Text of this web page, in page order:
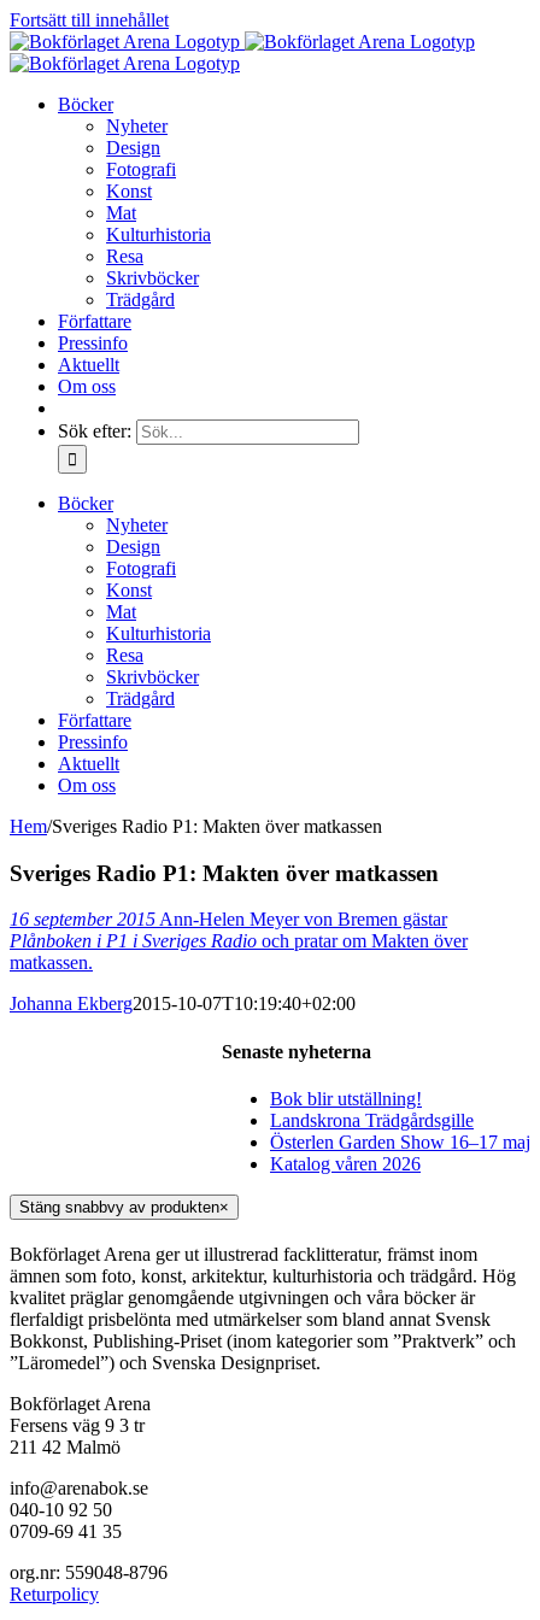
Fortsätt till innehållet
Böcker
Nyheter
Design
Fotografi
Konst
Mat
Kulturhistoria
Resa
Skrivböcker
Trädgård
Författare
Pressinfo
Aktuellt
Om oss
Sök efter:
Böcker
Nyheter
Design
Fotografi
Konst
Mat
Kulturhistoria
Resa
Skrivböcker
Trädgård
Författare
Pressinfo
Aktuellt
Om oss
Hem/Sveriges Radio P1: Makten över matkassen
Sveriges Radio P1: Makten över matkassen
16 september 2015Ann-Helen Meyer von Bremen gästar
Plånboken i P1 i Sveriges Radio och pratar om Makten över
matkassen.
Johanna Ekberg2015-10-07T10:19:40+02:00
Senaste nyheterna
Bok blir utställning!
Landskrona Trädgårdsgille
Österlen Garden Show 16–17 maj
Katalog våren 2026
Stäng snabbvy av produkten×
Bokförlaget Arena ger ut illustrerad facklitteratur, främst inom
ämnen som foto, konst, arkitektur, kulturhistoria och trädgård. Hög
kvalitet präglar genomgående utgivningen och våra böcker är
flerfaldigt prisbelönta med utmärkelser som bland annat Svensk
Bokkonst, Publishing-Priset (inom kategorier som ”Praktverk” och
”Läromedel”) och Svenska Designpriset.
Bokförlaget Arena
Fersens väg 9 3 tr
211 42 Malmö
info@arenabok.se
040-10 92 50
0709-69 41 35
org.nr: 559048-8796
Returpolicy